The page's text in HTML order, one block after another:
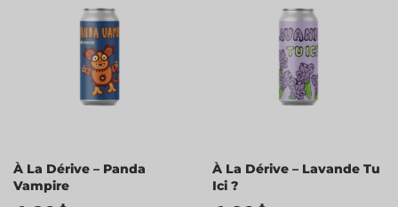
À La Dérive – Panda
Vampire
À La Dérive – Lavande Tu
Ici ?